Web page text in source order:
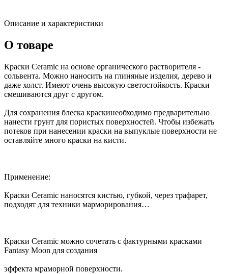
Описание и характеристики
О товаре
Краски Ceramic на основе органического растворителя -
сольвента. Можно наносить на глиняные изделия, дерево и
даже холст. Имеют очень высокую светостойкость. Краски
смешиваются друг с другом.
Для сохранения блеска краскинеобходимо предварительно
нанести грунт для пористых поверхностей. Чтобы избежать
потеков при нанесении краски на выпуклые поверхности не
оставляйте много краски на кисти.
Применение:
Краски Ceramic наносятся кистью, губкой, через трафарет,
подходят для техники марморирования…
Краски Ceramic можно сочетать с фактурными красками
Fantasy Moon для создания
эффекта мраморной поверхности.